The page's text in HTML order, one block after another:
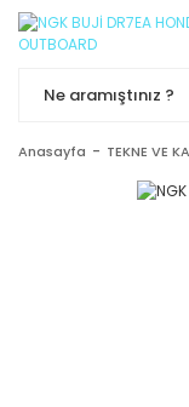
Anasayfa TEKNE VE